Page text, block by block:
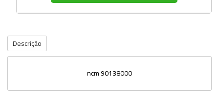
Descrição
ncm 90138000